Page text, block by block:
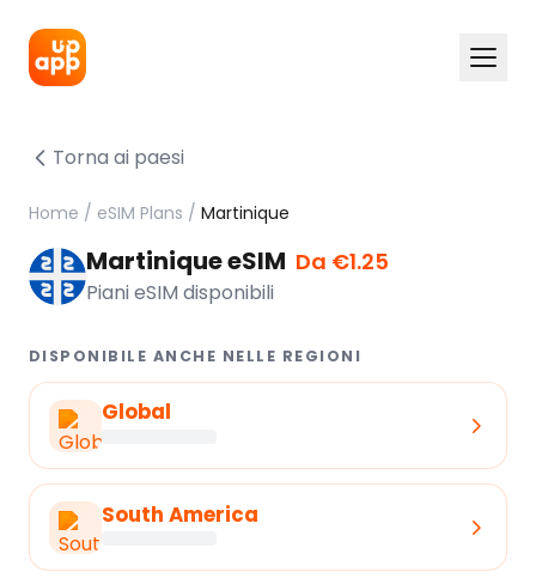
Torna ai paesi
Home / eSIM Plans / Martinique
Martinique eSIM Da €1.25
Piani eSIM disponibili
DISPONIBILE ANCHE NELLE REGIONI
Global
South America